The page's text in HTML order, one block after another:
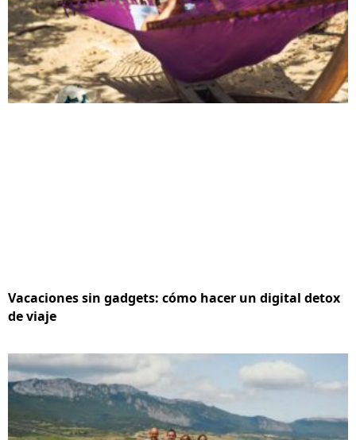
Vacaciones sin gadgets: cómo hacer un digital detox
de viaje